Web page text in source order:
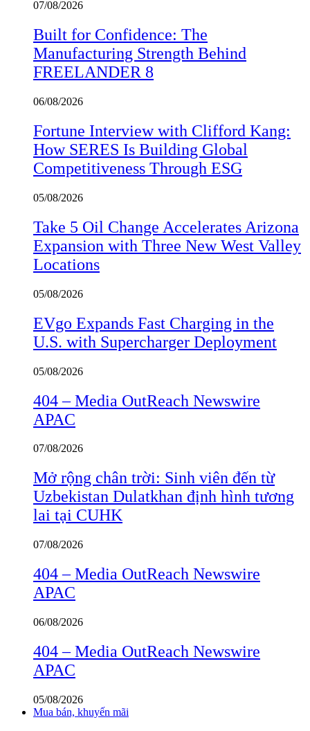
07/08/2026
Built for Confidence: The
Manufacturing Strength Behind
FREELANDER 8
06/08/2026
Fortune Interview with Clifford Kang:
How SERES Is Building Global
Competitiveness Through ESG
05/08/2026
Take 5 Oil Change Accelerates Arizona
Expansion with Three New West Valley
Locations
05/08/2026
EVgo Expands Fast Charging in the
U.S. with Supercharger Deployment
05/08/2026
404 – Media OutReach Newswire
APAC
07/08/2026
Mở rộng chân trời: Sinh viên đến từ
Uzbekistan Dulatkhan định hình tương
lai tại CUHK
07/08/2026
404 – Media OutReach Newswire
APAC
06/08/2026
404 – Media OutReach Newswire
APAC
05/08/2026
Mua bán, khuyến mãi